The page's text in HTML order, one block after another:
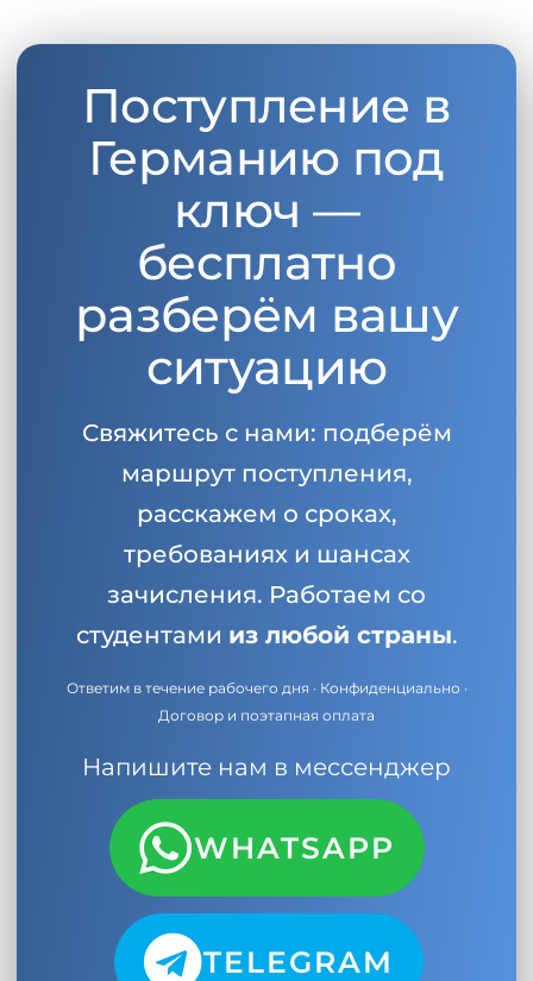
Поступление в
Германию под
ключ —
бесплатно
разберём вашу
ситуацию
Свяжитесь с нами: подберём
маршрут поступления,
расскажем о сроках,
требованиях и шансах
зачисления. Работаем со
студентами из любой страны.
Ответим в течение рабочего дня · Конфиденциально ·
Договор и поэтапная оплата
Напишите нам в мессенджер
WHATSAPP
TELEGRAM